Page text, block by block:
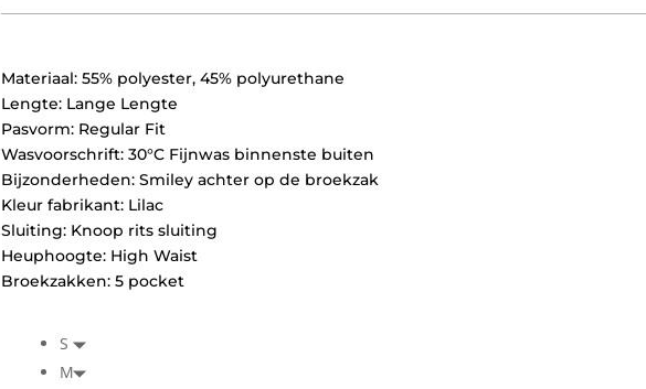
was:
is:
Materiaal: 55% polyester, 45% polyurethane
Lengte: Lange Lengte
Pasvorm: Regular Fit
Wasvoorschrift: 30°C Fijnwas binnenste buiten
Bijzonderheden: Smiley achter op de broekzak
Kleur fabrikant: Lilac
Sluiting: Knoop rits sluiting
Heuphoogte: High Waist
Broekzakken: 5 pocket
S
M